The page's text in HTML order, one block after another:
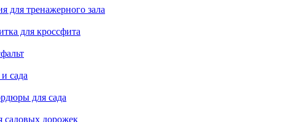
для тренажерного зала
для кроссфита
сада
для сада
садовых дорожек